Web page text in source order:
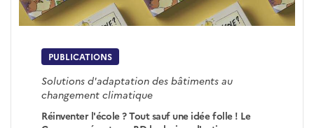
PUBLICATIONS
Solutions d'adaptation des bâtiments au
changement climatique
Réinventer l'école ? Tout sauf une idée folle ! Le